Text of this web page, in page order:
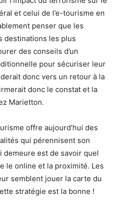
et celui de l’e-tourisme en
penser que les
destinations les plus
des conseils d’un
pour sécuriser leur
donc vers un retour à la
donc le constat et la
Marietton.
offre aujourd’hui des
qui pérennisent son
demeure est de savoir quel
le online et la proximité. Les
semblent jouer la carte du
stratégie est la bonne !